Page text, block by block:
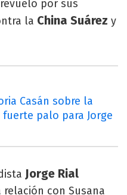
por sus
la China Suárez y
Casán sobre la
palo para Jorge
Jorge Rial
con Susana